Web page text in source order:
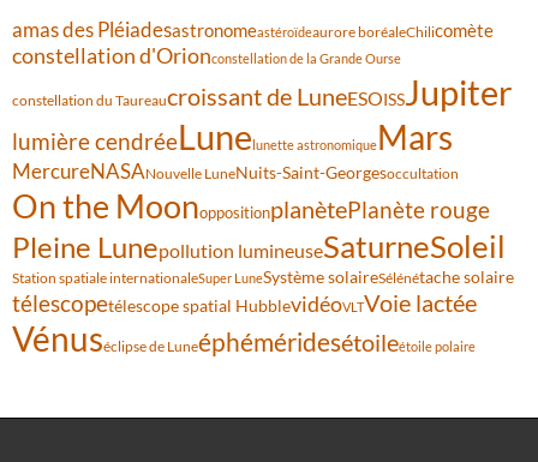
amas des Pléiadesastronomeastéroïdeaurore boréaleChilicomète
constellation d'Orionconstellation de la Grande Ourse
constellation du Taureaucroissant de LuneESOISSJupiter
lumière cendréeLune lunette astronomiqueMars
MercureNASANouvelle LuneNuits-Saint-Georgesoccultation
On the MoonoppositionplanètePlanète rouge
Pleine Lunepollution lumineuseSaturneSoleil
Station spatiale internationaleSuper LuneSystème solaireSélénétache solaire
télescopetélescope spatial HubblevidéoVLTVoie lactée
Vénuséclipse de Luneéphéméridesétoileétoile polaire